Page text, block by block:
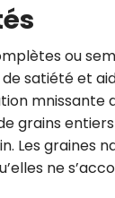
ou
satiété et
mnissante
grains
Les graines
ne